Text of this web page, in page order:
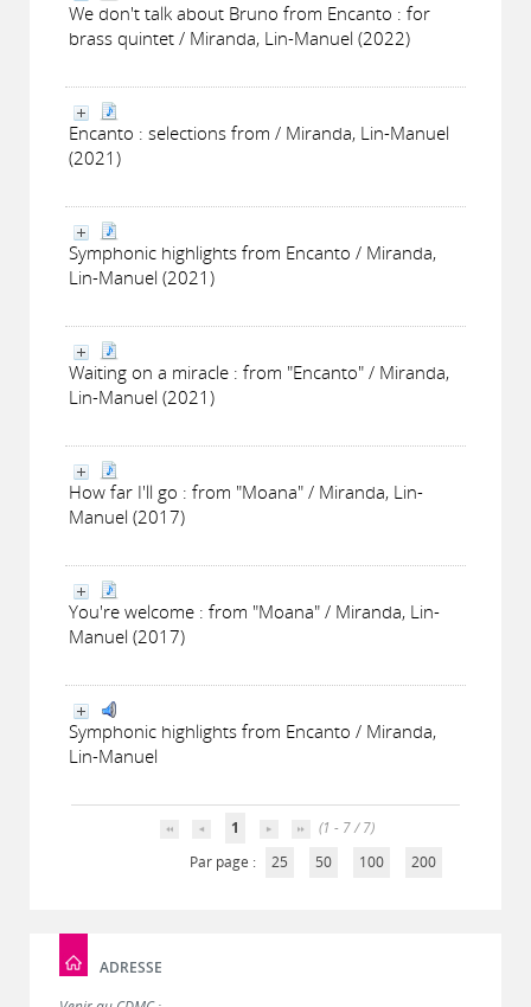
We don't talk about Bruno from Encanto : for
brass quintet / Miranda, Lin-Manuel (2022)
Encanto : selections from / Miranda, Lin-Manuel
(2021)
Symphonic highlights from Encanto / Miranda,
Lin-Manuel (2021)
Waiting on a miracle : from "Encanto" / Miranda,
Lin-Manuel (2021)
How far I'll go : from "Moana" / Miranda, Lin-
Manuel (2017)
You're welcome : from "Moana" / Miranda, Lin-
Manuel (2017)
Symphonic highlights from Encanto / Miranda,
Lin-Manuel
1
(1 - 7 / 7)
Par page :
25 50 100 200
ADRESSE